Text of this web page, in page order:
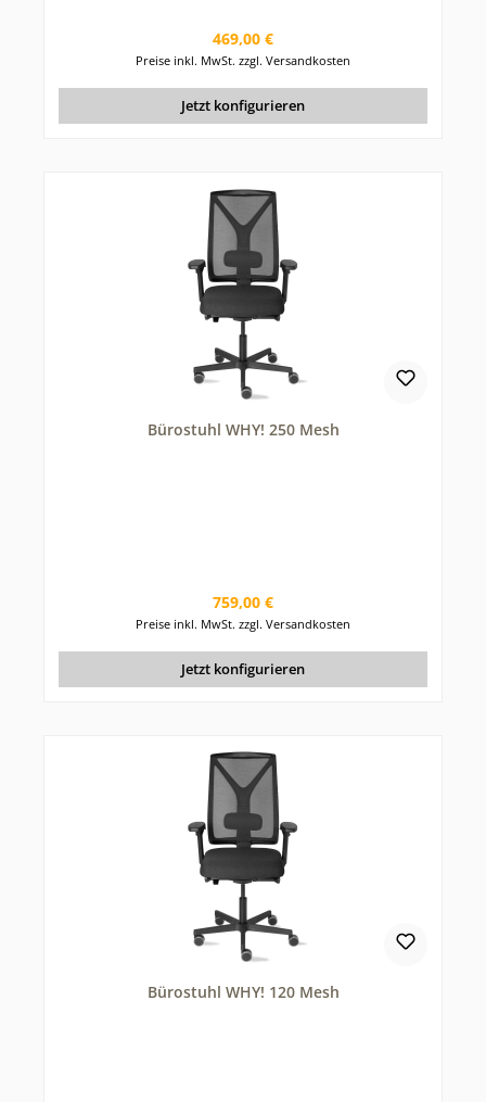
Regulärer Preis:
469,00 €
Preise inkl. MwSt. zzgl. Versandkosten
Jetzt konfigurieren
Bürostuhl WHY! 250 Mesh
Regulärer Preis:
759,00 €
Preise inkl. MwSt. zzgl. Versandkosten
Jetzt konfigurieren
Bürostuhl WHY! 120 Mesh